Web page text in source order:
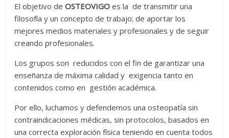
El objetivo deOSTEOVIGO es la de transmitir una
filosofía y un concepto de trabajo; de aportar los
mejores medios materiales y profesionales y de seguir
creando profesionales.
Los grupos son reducidos con el fin de garantizar una
enseñanza de máxima calidad y exigencia tanto en
contenidos como en gestión académica.
Por ello, luchamos y defendemos una osteopatía sin
contraindicaciones médicas, sin protocolos, basados en
una correcta exploración física teniendo en cuenta todos